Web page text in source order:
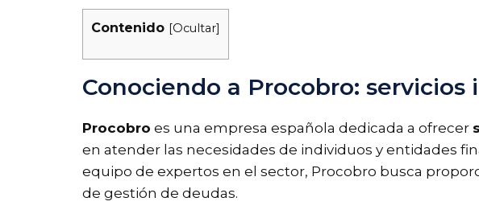
Contenido [Ocultar]
Conociendo a Procobro:
Procobro es una empresa española dedicada a ofrecer
en atender las necesidades de individuos y entidades
equipo de expertos en el sector, Procobro busca
de gestión de deudas.